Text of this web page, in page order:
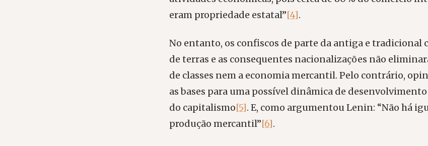
eram propriedade estatal”[4].
No entanto, os confiscos de parte da antiga e tradicional
de terras e as consequentes nacionalizações não
de classes nem a economia mercantil. Pelo contrário,
as bases para uma possível dinâmica de
do capitalismo[5]. E, como argumentou Lenin: “Não há
produção mercantil”[6].